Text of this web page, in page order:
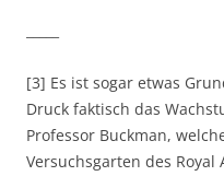
[3] Es ist sogar etwas
Druck faktisch das
Professor Buckman,
Versuchsgarten des